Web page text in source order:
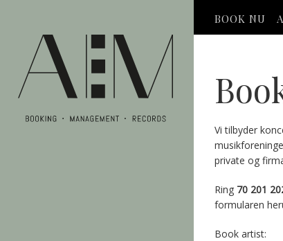
BOOK NU
Vi tilbyder
private og
Ring 70 201
formularen
Book artist: